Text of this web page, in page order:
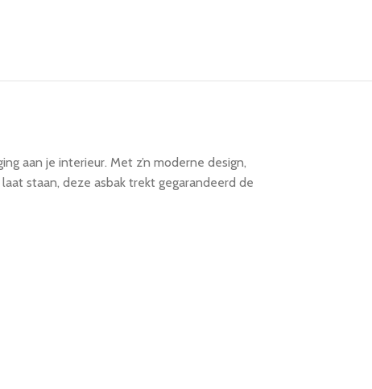
aan je interieur. Met z’n moderne design,
staan, deze asbak trekt gegarandeerd de